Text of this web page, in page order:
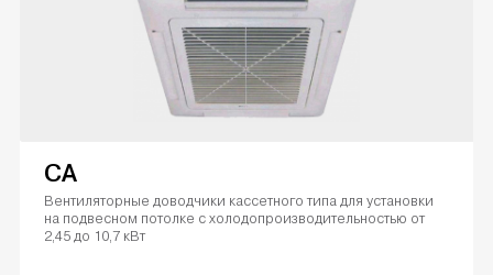
CA
Вентиляторные доводчики кассетного типа для установки
на подвесном потолке с холодопроизводительностью от
2,45 до 10,7 кВт